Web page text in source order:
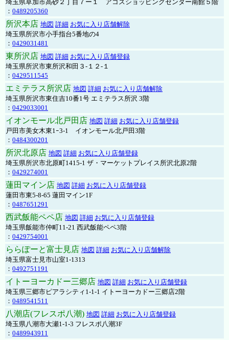
埼玉県草加市高砂２丁目７ー１ アコスショッピングセンター南館５階
： 0489205360
所沢本店 地図 詳細 お気に入り店舗解除
埼玉県所沢市小手指台5番地の4
： 0429031481
東所沢店 地図 詳細 お気に入り店舗登録
埼玉県所沢市東所沢和田３-１２-１
： 0429511545
エミテラス所沢店 地図 詳細 お気に入り店舗解除
埼玉県所沢市東住吉10番1号 エミテラス所沢 3階
： 0429033001
イオンモール北戸田店 地図 詳細 お気に入り店舗登録
戸田市美女木東1ｰ3‐1 イオンモール北戸田3階
： 0484300201
所沢北原店 地図 詳細 お気に入り店舗登録
埼玉県所沢市北原町1415-1 ザ・マーケットプレイス所沢北原2階
： 0429274001
蓮田マイン店 地図 詳細 お気に入り店舗登録
蓮田市東5-8-65 蓮田マイン1F
： 0487651291
西武飯能ペペ店 地図 詳細 お気に入り店舗登録
埼玉県飯能市仲町11-21 西武飯能ペペ3階
： 0429754001
ららぽーと富士見店 地図 詳細 お気に入り店舗解除
埼玉県富士見市山室1-1313
： 0492751191
イトーヨーカドー三郷店 地図 詳細 お気に入り店舗登録
埼玉県三郷市ピアラシティ1-1-1 イトーヨーカドー三郷店2階
： 0489541511
八潮店(フレスポ八潮) 地図 詳細 お気に入り店舗登録
埼玉県八潮市大瀬1-1-3 フレスポ八潮3F
： 0489943911